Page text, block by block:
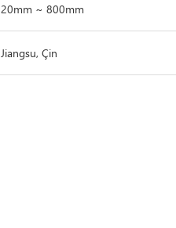
20mm ~ 800mm
Jiangsu, Çin